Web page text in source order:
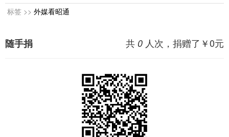
标签 >> 外媒看昭通
共 0 人次，捐赠了￥0元
随手捐